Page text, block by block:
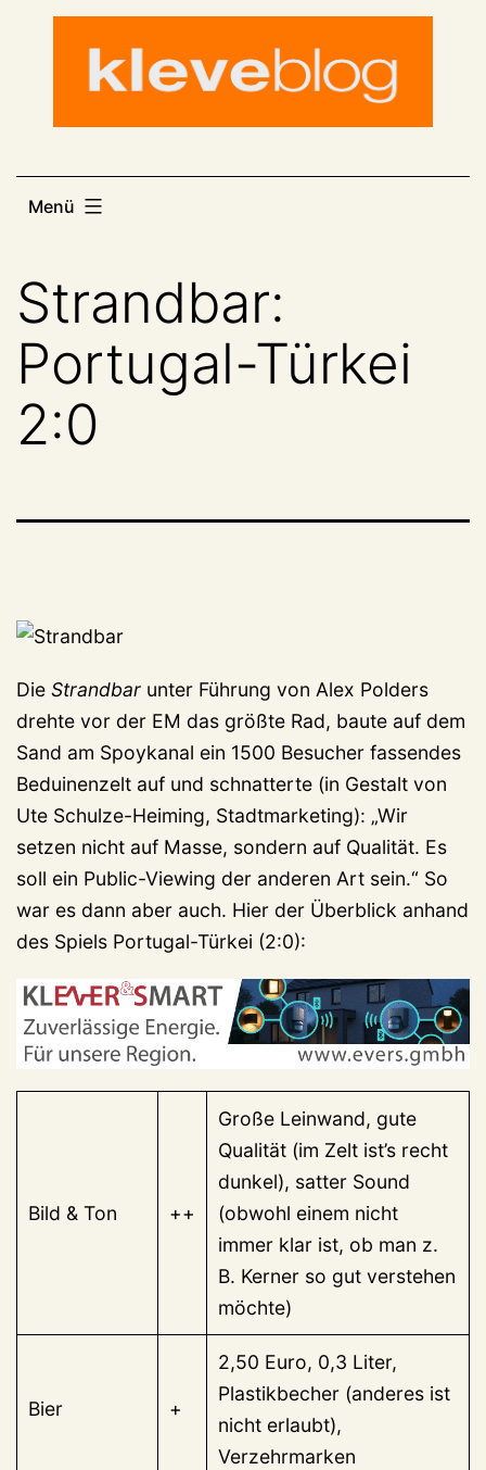
Menü
Strandbar:
Portugal-Türkei
2:0
Die Strandbar unter Führung von Alex Polders
drehte vor der EM das größte Rad, baute auf dem
Sand am Spoykanal ein 1500 Besucher fassendes
Beduinenzelt auf und schnatterte (in Gestalt von
Ute Schulze-Heiming, Stadtmarketing): „Wir
setzen nicht auf Masse, sondern auf Qualität. Es
soll ein Public-Viewing der anderen Art sein.“ So
war es dann aber auch. Hier der Überblick anhand
des Spiels Portugal-Türkei (2:0):
Bild & Ton ++
Große Leinwand, gute
Qualität (im Zelt ist’s recht
dunkel), satter Sound
(obwohl einem nicht
immer klar ist, ob man z.
B. Kerner so gut verstehen
möchte)
Bier +
2,50 Euro, 0,3 Liter,
Plastikbecher (anderes ist
nicht erlaubt),
Verzehrmarken